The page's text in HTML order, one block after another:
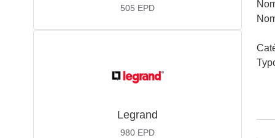
505 EPD
Legrand
980 EPD